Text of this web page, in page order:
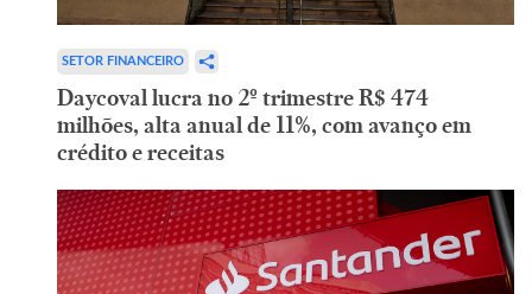
SETOR FINANCEIRO
Daycoval lucra no 2º trimestre R$ 474
milhões, alta anual de 11%, com avanço em
crédito e receitas